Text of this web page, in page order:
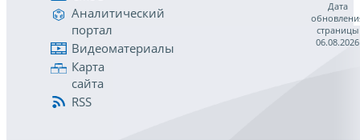
Аналитический
портал
Видеоматериалы
Карта
сайта
RSS
Дата
страницы
06.08.2026